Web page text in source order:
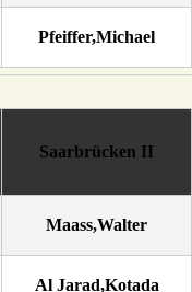
Pfeiffer,Michael
Saarbrücken II
Maass,Walter
Al Jarad,Kotada